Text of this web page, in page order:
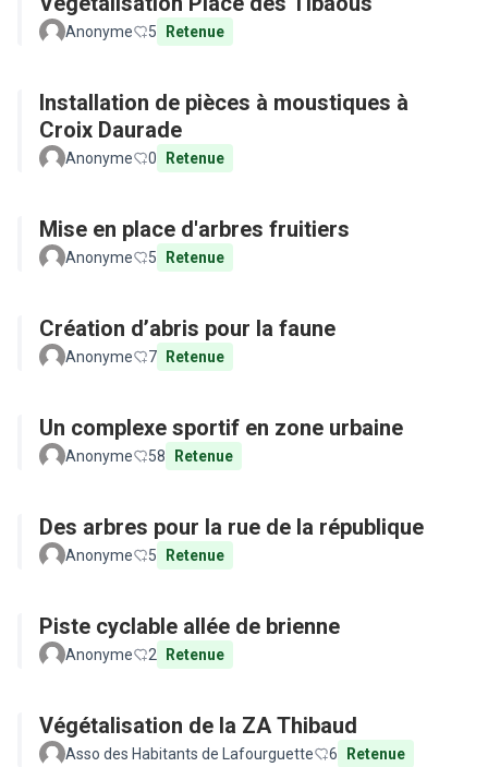
Anonyme 5 Retenue
Installation de pièces à moustiques à
Croix Daurade
Anonyme 0 Retenue
Mise en place d'arbres fruitiers
Anonyme 5 Retenue
Création d’abris pour la faune
Anonyme 7 Retenue
Un complexe sportif en zone urbaine
Anonyme 58 Retenue
Des arbres pour la rue de la république
Anonyme 5 Retenue
Piste cyclable allée de brienne
Anonyme 2 Retenue
Végétalisation de la ZA Thibaud
Asso des Habitants de Lafourguette 6 Retenue